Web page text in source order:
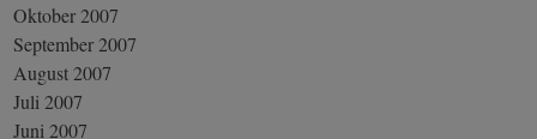
Oktober 2007
September 2007
August 2007
Juli 2007
Juni 2007